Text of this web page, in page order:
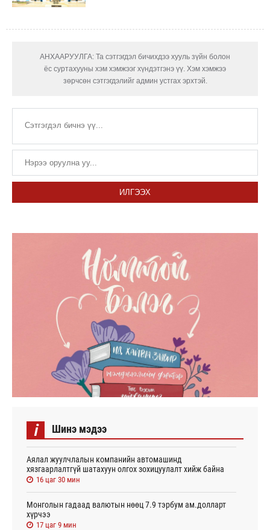
АНХААРУУЛГА: Та сэтгэгдэл бичихдээ хууль зүйн болон
ёс суртахууны хэм хэмжээг хүндэтгэнэ үү. Хэм хэмжээ
зөрчсөн сэтгэгдэлийг админ устгах эрхтэй.
ИЛГЭЭХ
i Шинэ мэдээ
Аялал жуулчлалын компанийн автомашинд
хязгаарлалтгүй шатахуун олгох зохицуулалт хийж байна
16 цаг 30 мин
Монголын гадаад валютын нөөц 7.9 тэрбум ам.долларт
хүрчээ
17 цаг 9 мин